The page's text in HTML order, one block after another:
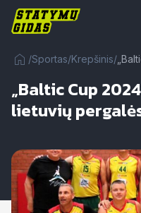
/Sportas/Krepšinis/
„Baltic Cup
lietuvių